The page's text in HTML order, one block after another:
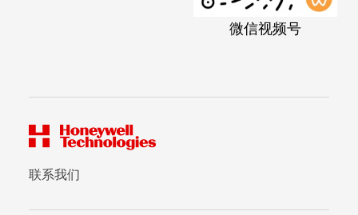
微信视频号
联系我们